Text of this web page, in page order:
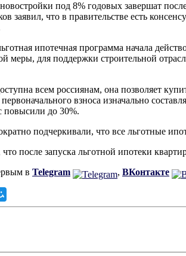
под 8% годовых завершат
заявил, что в правительстве есть
ипотечная программа начала
меры, для поддержки строительной
всем россиянам, она позволяет
взноса изначально
повысили до 30%.
подчеркивали, что все льготные
что после запуска льготной ипотеки
в Telegram , ВКонтакте